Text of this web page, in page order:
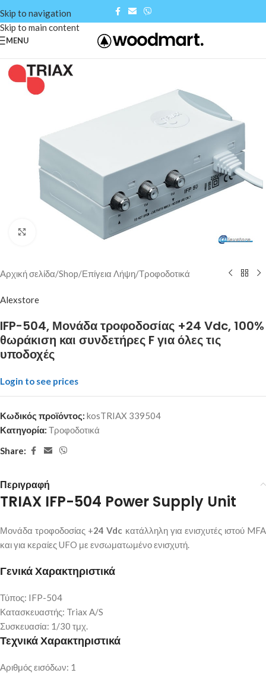
Skip to navigation
Skip to main content
MENU
Click to enlarge
Αρχική σελίδα/Shop/Επίγεια Λήψη/Τροφοδοτικά
Alexstore
IFP-504, Μονάδα τροφοδοσίας +24 Vdc, 100%
θωράκιση και συνδετήρες F για όλες τις
υποδοχές
Login to see prices
Κωδικός προϊόντος: kosTRIAX 339504
Κατηγορία: Τροφοδοτικά
Share:
Περιγραφή
TRIAX IFP-504 Power Supply Unit
Μονάδα τροφοδοσίας +24 Vdc κατάλληλη για ενισχυτές ιστού MFA
και για κεραίες UFO με ενσωματωμένο ενισχυτή.
Γενικά Χαρακτηριστικά
Τύπος: IFP-504
Κατασκευαστής: Triax A/S
Συσκευασία: 1/30 τμχ.
Τεχνικά Χαρακτηριστικά
Αριθμός εισόδων: 1